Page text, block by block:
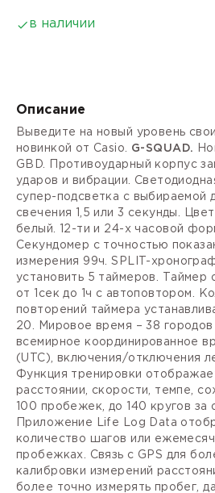
в наличии
Описание
Выведите на новый уровень
новинкой от Casio. G-SQUAD.
GBD.
Противоударный корпус
ударов и вибрации.
супер-подсветка с выбираемой
свечения 1,5 или 3 секунды.
белый.
12-ти и 24-х часовой
Секундомер с точностью
измерения 99ч.SPLIT-
установить 5 таймеров.
Таймер
от 1сек до 1ч с автоповтором.
повторений таймера
20.
Мировое время – 38
всемирное координированное
(UTC),
включения/отключения
Функция тренировки
расстоянии, скорости, темпе,
100 пробежек, до 140 кругов за
Приложение Life Log Data
количество шагов или
пробежках. Связь с GPS для
калибровки измерений
более точно измерять пробег,